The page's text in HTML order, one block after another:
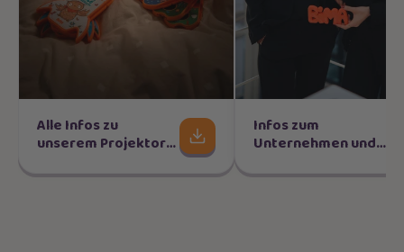
Alle Infos zu
unserem Projektor
Infos zum
Unternehmen und